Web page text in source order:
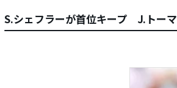
S.シェフラーが首位キープ J.トー